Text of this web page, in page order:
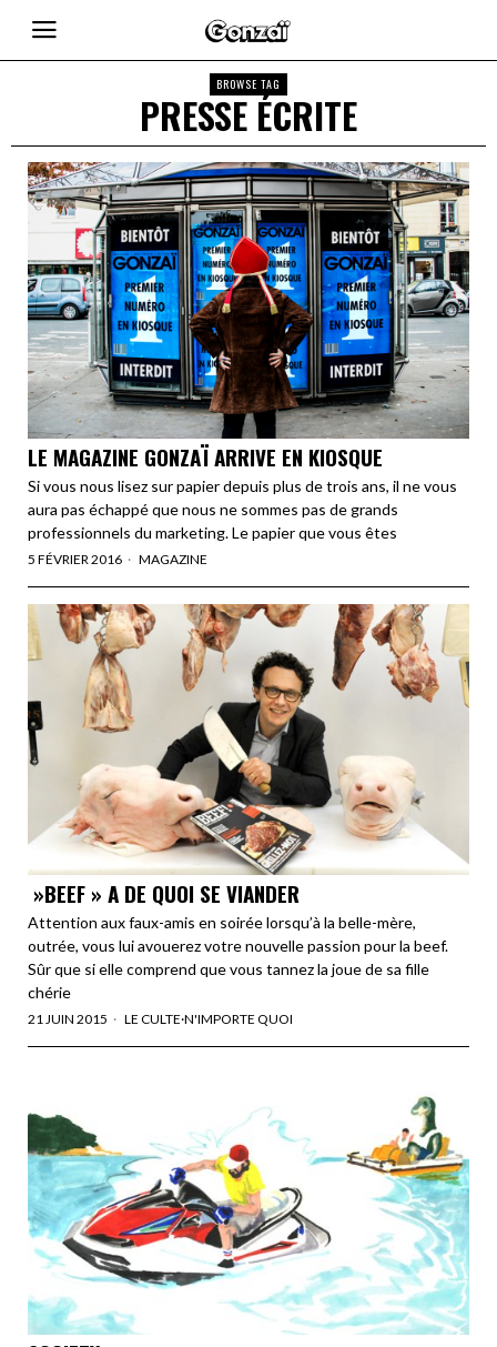
BROWSE TAG
PRESSE ÉCRITE
LE MAGAZINE GONZAÏ ARRIVE EN KIOSQUE
Si vous nous lisez sur papier depuis plus de trois ans, il ne vous
aura pas échappé que nous ne sommes pas de grands
professionnels du marketing. Le papier que vous êtes
5 FÉVRIER 2016 MAGAZINE
»BEEF » A DE QUOI SE VIANDER
Attention aux faux-amis en soirée lorsqu’à la belle-mère,
outrée, vous lui avouerez votre nouvelle passion pour la beef.
Sûr que si elle comprend que vous tannez la joue de sa fille
chérie
21 JUIN 2015 LE CULTE·N'IMPORTE QUOI